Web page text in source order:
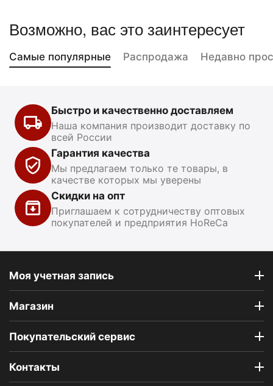
Возможно, вас это заинтересует
Самые популярные Распродажа Недавно
Быстро и качественно доставляем
Наша компания производит доставку по
всей России
Гарантия качества
Мы предлагаем только те товары, в
качестве которых мы уверены
Скидки на опт
Приглашаем к сотрудничеству оптовых
покупателей и предприятия HoReCa
Моя учетная запись
Магазин
Покупательский сервис
Контакты